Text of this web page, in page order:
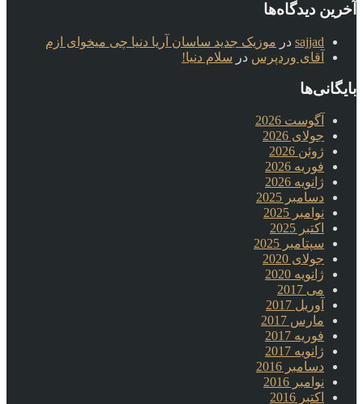
آخرین دیدگاه‌ها
sajjad در موزیک جدید ساسان آریا دنیا چی میخوای ازم
آقای وردپرس در سلام دنیا!
بایگانی‌ها
آگوست 2026
جولای 2026
ژوئن 2026
فوریه 2026
ژانویه 2026
دسامبر 2025
نوامبر 2025
اکتبر 2025
سپتامبر 2025
جولای 2020
ژانویه 2020
می 2017
آوریل 2017
مارس 2017
فوریه 2017
ژانویه 2017
دسامبر 2016
نوامبر 2016
اکتبر 2016